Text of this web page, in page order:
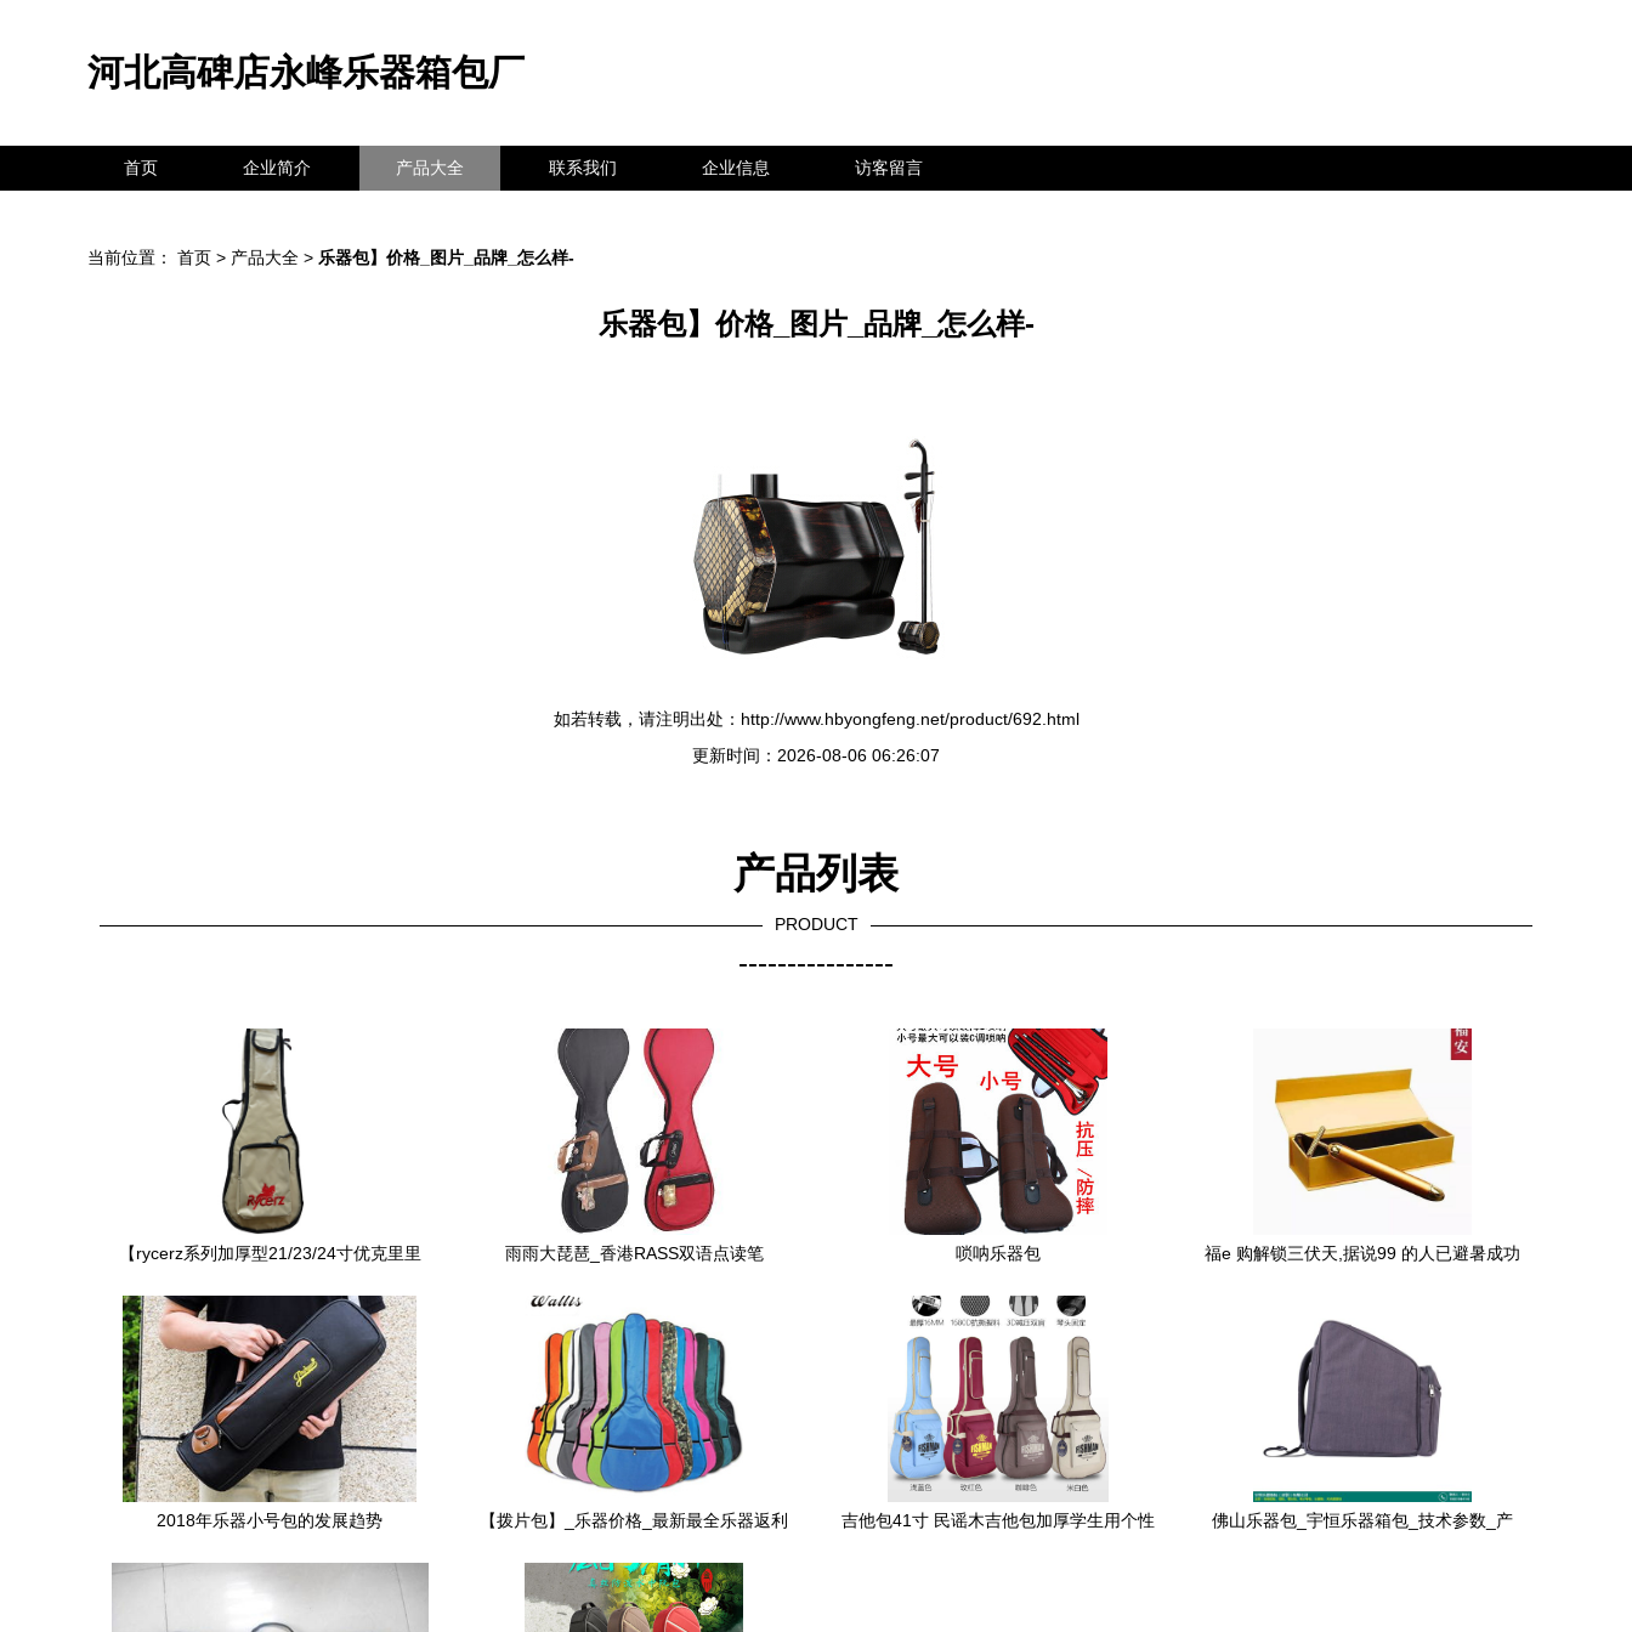
河北高碑店永峰乐器箱包厂
首页 企业简介 产品大全 联系我们 企业信息 访客留言
当前位置： 首页 > 产品大全 > 乐器包】价格_图片_品牌_怎么样-
乐器包】价格_图片_品牌_怎么样-
如若转载，请注明出处：http://www.hbyongfeng.net/product/692.html
更新时间：2026-08-06 06:26:07
产品列表
PRODUCT
----------------
【rycerz系列加厚型21/23/24寸优克里里
北京黄金眼商贸-
雨雨大琵琶_香港RASS双语点读笔 唢呐乐器包 福e 购解锁三伏天,据说99 的人已避暑成功
2018年乐器小号包的发展趋势
【拨片包】_乐器价格_最新最全乐器返利
吉他包41寸 民谣木吉他包加厚学生用个性
佛山乐器包_宇恒乐器箱包_技术参数_产